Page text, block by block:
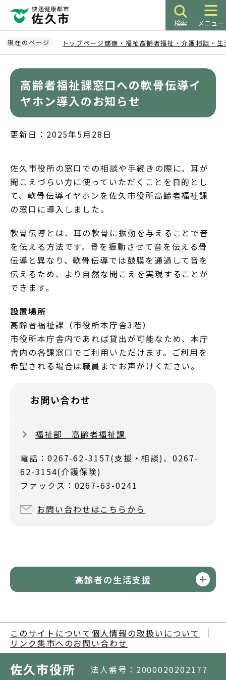
ペ
ー
ジ
検索 メニュー
現在のページ トップページ健康・福祉高齢者福祉・介護相談・生
高齢者福祉課窓口への軟骨伝導イ
ヤホン導入のお知らせ
更新日：2025年5月28日
佐久市役所の窓口での相談や手続きの際に、耳が
聞こえづらい方に使っていただくことを目的とし
て、軟骨伝導イヤホンを佐久市役所高齢者福祉課
の窓口に導入しました。
軟骨伝導とは、耳の軟骨に振動を与えることで音
を伝える方法です。骨を振動させて音を伝える骨
伝導と異なり、軟骨伝導では鼓膜を通過して音を
伝えるため、より自然な聞こえを実現することが
できます。
設置場所
高齢者福祉課（市役所本庁舎3階）
市役所本庁舎内であれば貸出が可能なため、本庁
舎内の各課窓口でご利用いただけます。ご利用を
希望される場合は職員までお声がけください。
お問い合わせ
福祉部 高齢者福祉課
電話：0267-62-3157(支援・相談)、0267-
62-3154(介護保険)
ファックス：0267-63-0241
お問い合わせはこちらから
高齢者の生活支援
このサイトについて 個人情報の取扱いについて
リンク集市へのお問い合わせ
佐久市役所 法人番号：2000020202177